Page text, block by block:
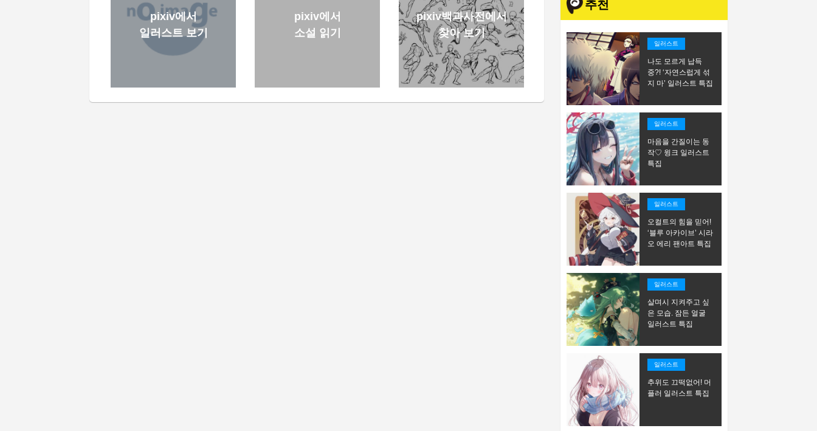
pixiv에서
일러스트 보기
pixiv에서
소설 읽기
pixiv백과사전에서
찾아 보기
추천
일러스트
나도 모르게 납득
중?! ‘자연스럽게 섞
지 마’ 일러스트 특집
일러스트
마음을 간질이는 동
작♡ 윙크 일러스트
특집
일러스트
오컬트의 힘을 믿어!
‘블루 아카이브’ 시라
오 에리 팬아트 특집
일러스트
살며시 지켜주고 싶
은 모습. 잠든 얼굴
일러스트 특집
일러스트
추위도 끄떡없어! 머
플러 일러스트 특집